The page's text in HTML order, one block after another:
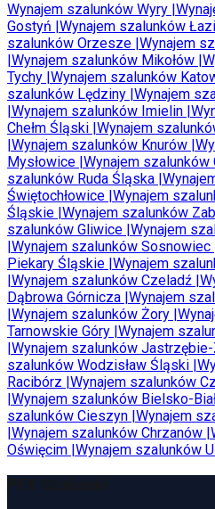
Wynajem szalunków Wyry
Gostyń Wynajem szalunków
szalunków Orzesze Wynajem
Wynajem szalunków Mikołów
Tychy Wynajem szalunków
szalunków Lędziny Wynajem
Wynajem szalunków Imielin
Chełm Śląski Wynajem
Wynajem szalunków Knurów
Mysłowice Wynajem szalunków
szalunków Ruda Śląska
Świętochłowice Wynajem
Śląskie Wynajem szalunków
szalunków Gliwice Wynajem
Wynajem szalunków Sosnowiec
Piekary Śląskie Wynajem
Wynajem szalunków Czeladź
Dąbrowa Górnicza Wynajem
Wynajem szalunków Żory
Tarnowskie Góry Wynajem
Wynajem szalunków
szalunków Wodzisław Śląski
Racibórz Wynajem szalunków
Wynajem szalunków Bielsko-
szalunków Cieszyn Wynajem
Wynajem szalunków Chrzanów
Oświęcim Wynajem szalunków